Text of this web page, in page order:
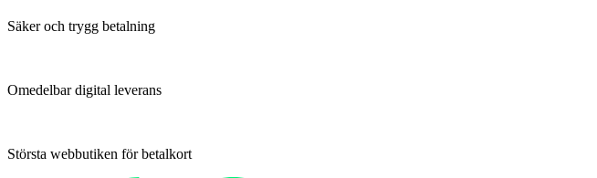
Säker och trygg betalning
Omedelbar digital leverans
Största webbutiken för betalkort